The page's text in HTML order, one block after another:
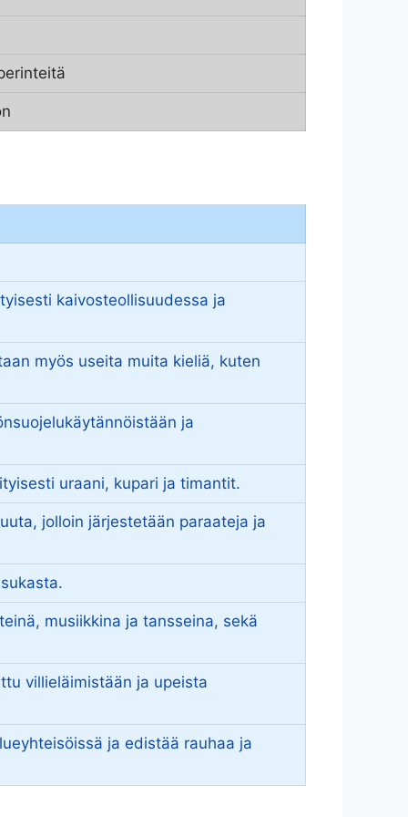
kaivosteollisuudessa ja
myös useita muita kieliä, kuten
ja
uraani, kupari ja timantit.
jolloin järjestetään paraateja ja
musiikkina ja tansseina, sekä
villieläimistään ja upeista
ja edistää rauhaa ja